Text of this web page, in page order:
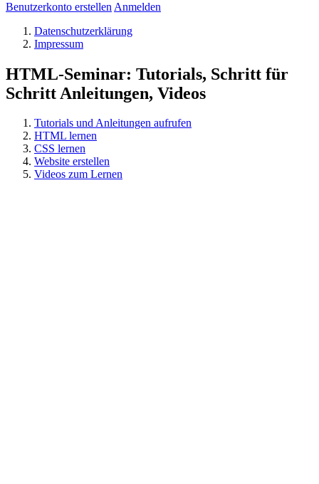
Benutzerkonto erstellen Anmelden
Datenschutzerklärung
Impressum
HTML-Seminar: Tutorials, Schritt für
Schritt Anleitungen, Videos
Tutorials und Anleitungen aufrufen
HTML lernen
CSS lernen
Website erstellen
Videos zum Lernen